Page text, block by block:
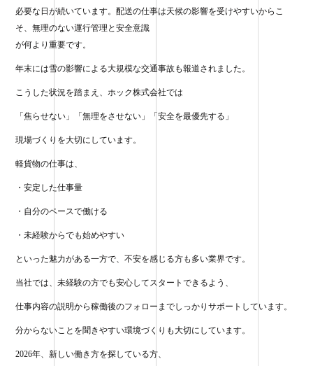
必要な日が続いています。配送の仕事は天候の影響を受けやすいからこ
そ、無理のない運行管理と安全意識
が何より重要です。
年末には雪の影響による大規模な交通事故も報道されました。
こうした状況を踏まえ、ホック株式会社では
「焦らせない」「無理をさせない」「安全を最優先する」
現場づくりを大切にしています。
軽貨物の仕事は、
・安定した仕事量
・自分のペースで働ける
・未経験からでも始めやすい
といった魅力がある一方で、不安を感じる方も多い業界です。
当社では、未経験の方でも安心してスタートできるよう、
仕事内容の説明から稼働後のフォローまでしっかりサポートしています。
分からないことを聞きやすい環境づくりも大切にしています。
2026年、新しい働き方を探している方、